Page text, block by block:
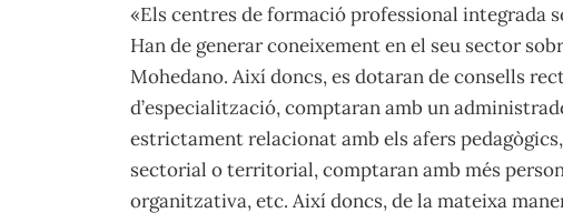
«Els centres de formació professional integrada
Han de generar coneixement en el seu sector
Mohedano. Així doncs, es dotaran de consells
d’especialització, comptaran amb un
estrictament relacionat amb els afers
sectorial o territorial, comptaran amb més
organitzativa, etc. Així doncs, de la mateixa